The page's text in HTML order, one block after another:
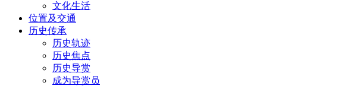
文化生活
位置及交通
历史传承
历史轨迹
历史焦点
历史导赏
成为导赏员